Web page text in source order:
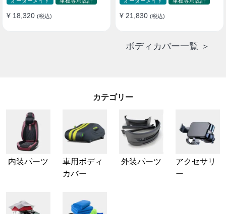
¥ 18,320 (税込) ¥ 21,830 (税込)
ボディカバー一覧 ＞
カテゴリー
内装パーツ
車用ボディ
カバー
外装パーツ
アクセサリ
ー